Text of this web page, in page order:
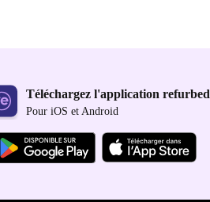
Téléchargez l'application refurbed
Pour iOS et Android